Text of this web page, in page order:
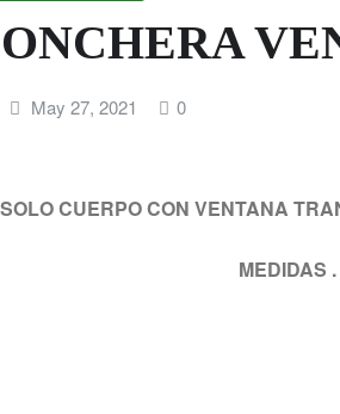
May 27, 2021 0
CUERPO CON VENTANA
MEDIDAS